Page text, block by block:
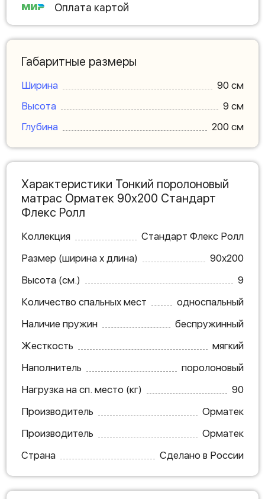
Оплата картой
Габаритные размеры
Ширина
90 см
Высота
9 см
Глубина
200 см
Характеристики Тонкий поролоновый
матрас Орматек 90х200 Стандарт
Флекс Ролл
Коллекция
Стандарт Флекс Ролл
Размер (ширина х длина)
90х200
Высота (см.)
9
Количество спальных мест
односпальный
Наличие пружин
беспружинный
Жесткость
мягкий
Наполнитель
поролоновый
Нагрузка на сп. место (кг)
90
Производитель
Орматек
Производитель
Орматек
Страна
Сделано в России